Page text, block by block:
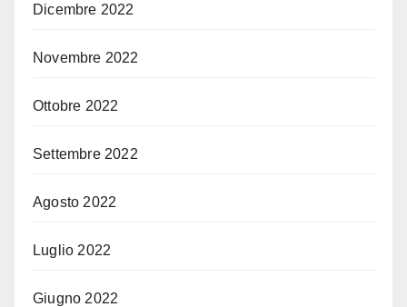
Dicembre 2022
Novembre 2022
Ottobre 2022
Settembre 2022
Agosto 2022
Luglio 2022
Giugno 2022